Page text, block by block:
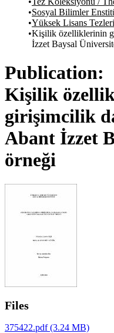
Sosyal Bilimler
Yüksek Lisans Tezleri
Kişilik özelliklerinin
İzzet Baysal
Publication:
Kişilik
girişimcilik
Abant İzzet
örneği
Files
375422.pdf(3.24 MB)